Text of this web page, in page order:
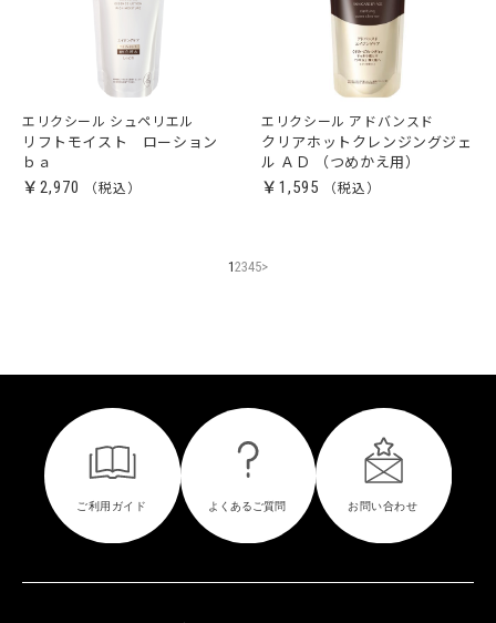
エリクシール シュペリエル
リフトモイスト ローション
ｂａ
￥2,970
エリクシール アドバンスド
クリアホットクレンジングジェ
ル ＡＤ （つめかえ用）
￥1,595
12345>